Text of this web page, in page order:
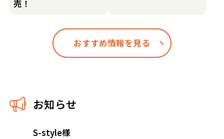
売！
おすすめ情報を見る
お知らせ
S-style様